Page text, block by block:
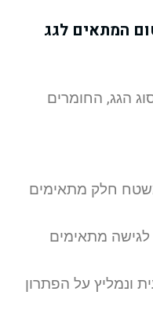
המתאים לגג
הגג, החומרים
חלק מתאימים
לגישה מתאימים
ונמליץ על הפתרון